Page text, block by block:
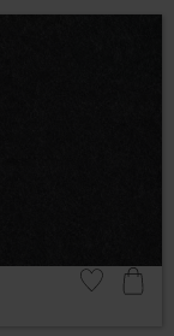
Gem som